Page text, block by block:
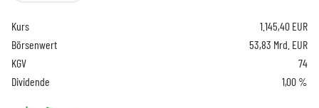
Kurs 1.145,40 EUR
Börsenwert
53,83 Mrd. EUR
KGV
74
Dividende
1,00 %